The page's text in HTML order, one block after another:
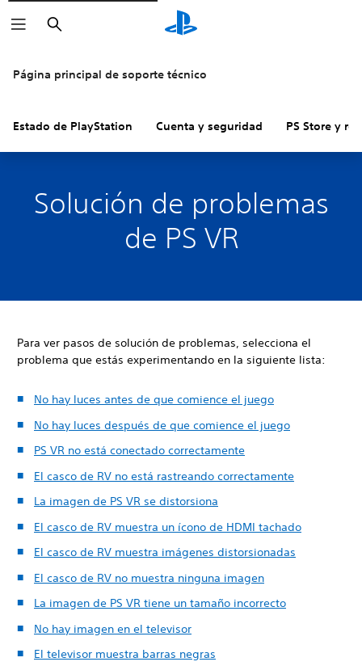
Buscar
Página principal de soporte técnico
Estado de PlayStation Cuenta y seguridad PS Store y
Solución de problemas
de PS VR
Para ver pasos de solución de problemas, selecciona el
problema que estás experimentando en la siguiente lista:
No hay luces antes de que comience el juego
No hay luces después de que comience el juego
PS VR no está conectado correctamente
El casco de RV no está rastreando correctamente
La imagen de PS VR se distorsiona
El casco de RV muestra un ícono de HDMI tachado
El casco de RV muestra imágenes distorsionadas
El casco de RV no muestra ninguna imagen
La imagen de PS VR tiene un tamaño incorrecto
No hay imagen en el televisor
El televisor muestra barras negras